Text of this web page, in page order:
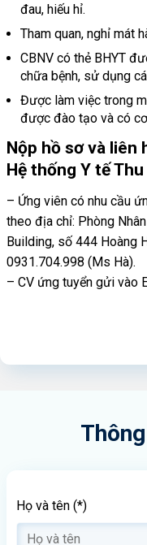
đau, hiếu hỉ.
Tham quan, nghỉ mát
CBNV có thẻ BHYT
chữa bệnh, sử dụng
Được làm việc trong
được đào tạo và có
Nộp hồ sơ và liên
Hệ thống Y tế
– Ứng viên có nhu cầu
theo địa chỉ: Phòng
Building, số 444 Hoàng
0931.704.998 (Ms Hà).
– CV ứng tuyển gửi vào
Họ và tên (*)